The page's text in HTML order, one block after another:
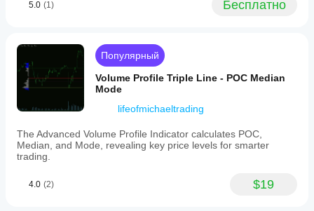
a
rate.
setups
can
be
and
independently,
with
all
in
5.0 (1) Бесплатно
Популярный
Volume Profile Triple Line - POC Median
Mode
lifeofmichaeltrading
The Advanced Volume Profile Indicator calculates POC,
Median, and Mode, revealing key price levels for smarter
trading.
4.0 (2) $19